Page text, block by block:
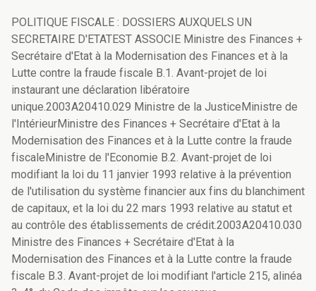
POLITIQUE FISCALE : DOSSIERS AUXQUELS UN
SECRETAIRE D'ETATEST ASSOCIE Ministre des Finances +
Secrétaire d'Etat à la Modernisation des Finances et à la
Lutte contre la fraude fiscale B.1. Avant-projet de loi
instaurant une déclaration libératoire
unique.2003A20410.029 Ministre de la JusticeMinistre de
l'IntérieurMinistre des Finances + Secrétaire d'Etat à la
Modernisation des Finances et à la Lutte contre la fraude
fiscaleMinistre de l'Economie B.2. Avant-projet de loi
modifiant la loi du 11 janvier 1993 relative à la prévention
de l'utilisation du système financier aux fins du blanchiment
de capitaux, et la loi du 22 mars 1993 relative au statut et
au contrôle des établissements de crédit.2003A20410.030
Ministre des Finances + Secrétaire d'Etat à la
Modernisation des Finances et à la Lutte contre la fraude
fiscale B.3. Avant-projet de loi modifiant l'article 215, alinéa